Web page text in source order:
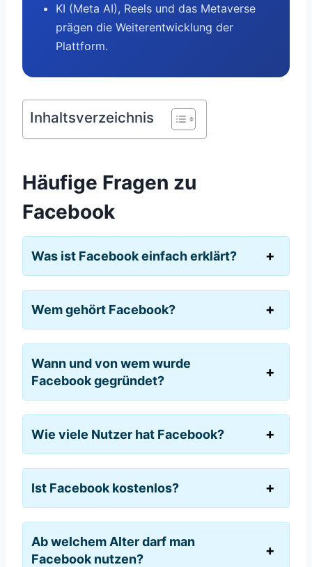
KI (Meta AI), Reels und das Metaverse
prägen die Weiterentwicklung der
Plattform.
Inhaltsverzeichnis
Häufige Fragen zu
Facebook
Was ist Facebook einfach erklärt?
Wem gehört Facebook?
Wann und von wem wurde
Facebook gegründet?
Wie viele Nutzer hat Facebook?
Ist Facebook kostenlos?
Ab welchem Alter darf man
Facebook nutzen?